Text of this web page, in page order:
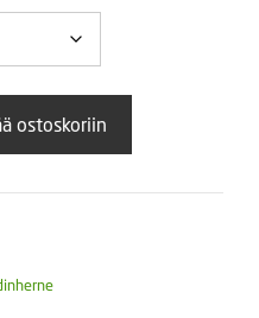
ostoskoriin